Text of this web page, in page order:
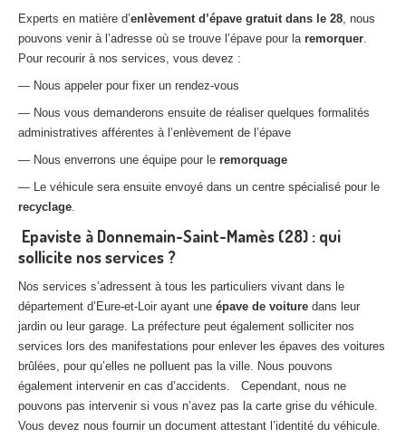
Experts en matière d’enlèvement d’épave gratuit dans le 28, nous
pouvons venir à l’adresse où se trouve l’épave pour la remorquer.
Pour recourir à nos services, vous devez :
— Nous appeler pour fixer un rendez-vous
— Nous vous demanderons ensuite de réaliser quelques formalités
administratives afférentes à l’enlèvement de l’épave
— Nous enverrons une équipe pour le remorquage
— Le véhicule sera ensuite envoyé dans un centre spécialisé pour le
recyclage.
Epaviste à Donnemain-Saint-Mamès (28) : qui
sollicite nos services ?
Nos services s’adressent à tous les particuliers vivant dans le
département d’Eure-et-Loir ayant une épave de voiture dans leur
jardin ou leur garage. La préfecture peut également solliciter nos
services lors des manifestations pour enlever les épaves des voitures
brûlées, pour qu’elles ne polluent pas la ville. Nous pouvons
également intervenir en cas d’accidents. Cependant, nous ne
pouvons pas intervenir si vous n’avez pas la carte grise du véhicule.
Vous devez nous fournir un document attestant l’identité du véhicule.